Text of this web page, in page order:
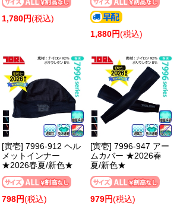
1,780円(税込)
1,880円(税込)
[寅壱] 7996-912 ヘル
メットインナー
★2026春夏/新色★
798円(税込)
[寅壱] 7996-947 アー
ムカバー ★2026春
夏/新色★
979円(税込)